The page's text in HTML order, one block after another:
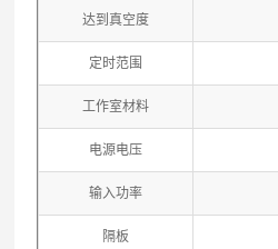
达到真空度
定时范围
工作室材料
电源电压
输入功率
隔板